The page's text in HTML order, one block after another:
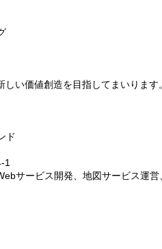
い価値創造を目指してまいります。
ド
1
サービス開発、地図サービス運